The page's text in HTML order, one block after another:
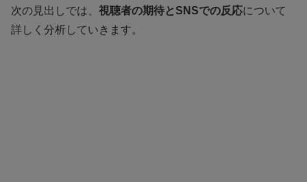
次の見出しでは、 視聴者の期待とSNSでの反応について
詳しく分析していきます。